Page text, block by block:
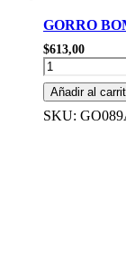
GORRO
$613,00
GORRO
BOMB?
N
GLITTER
Añadir al
SKU: